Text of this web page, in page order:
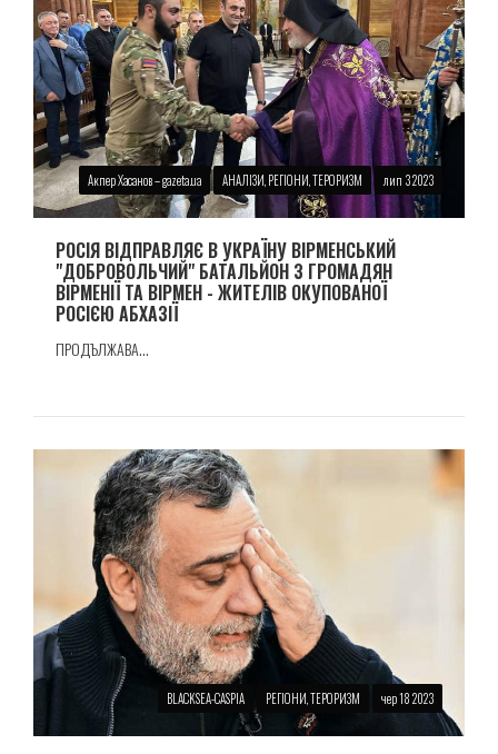
Акпер Хасанов – gazeta.ua АНАЛІЗИ, РЕГІОНИ, ТЕРОРИЗМ лип 3 2023
РОСІЯ ВІДПРАВЛЯЄ В УКРАЇНУ ВІРМЕНСЬКИЙ
"ДОБРОВОЛЬЧИЙ" БАТАЛЬЙОН З ГРОМАДЯН
ВІРМЕНІЇ ТА ВІРМЕН - ЖИТЕЛІВ ОКУПОВАНОЇ
РОСІЄЮ АБХАЗІЇ
ПРОДЪЛЖАВА...
BLACKSEA-CASPIA РЕГІОНИ, ТЕРОРИЗМ чер 18 2023